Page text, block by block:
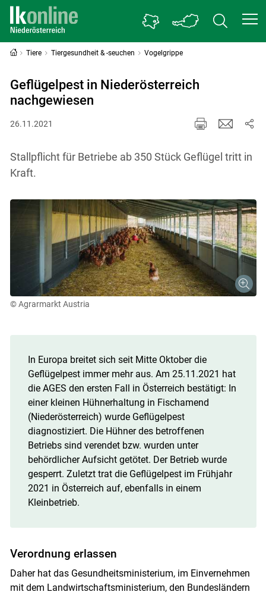
Tiere Tiergesundheit & -seuchen Vogelgrippe
Geflügelpest in Niederösterreich
nachgewiesen
26.11.2021
Stallpflicht für Betriebe ab 350 Stück Geflügel tritt in
Kraft.
© Agrarmarkt Austria
In Europa breitet sich seit Mitte Oktober die
Geflügelpest immer mehr aus. Am 25.11.2021 hat
die AGES den ersten Fall in Österreich bestätigt: In
einer kleinen Hühnerhaltung in Fischamend
(Niederösterreich) wurde Geflügelpest
diagnostiziert. Die Hühner des betroffenen
Betriebs sind verendet bzw. wurden unter
behördlicher Aufsicht getötet. Der Betrieb wurde
gesperrt. Zuletzt trat die Geflügelpest im Frühjahr
2021 in Österreich auf, ebenfalls in einem
Kleinbetrieb.
Verordnung erlassen
Daher hat das Gesundheitsministerium, im Einvernehmen
mit dem Landwirtschaftsministerium, den Bundesländern